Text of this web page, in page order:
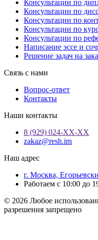
Консультации по
Консультации по
Консультации по
Консультации по
Консультации по
Написание эссе и
Решение задач на
Связь с нами
Вопрос-ответ
Контакты
Наши контакты
8 (929) 024-ХХ-ХХ
zakaz@resh.im
Наш адрес
г. Москва,
Работаем с 10:00 до
© 2026 Любое
разрешения запрещено